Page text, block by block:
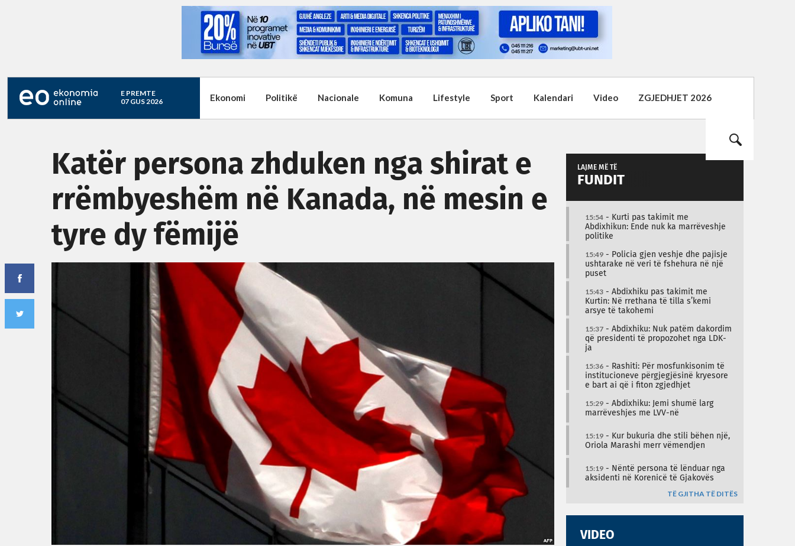
E PREMTE
07 GUS 2026
Ekonomi Politikë Nacionale Komuna Lifestyle Sport Kalendari Video ZGJEDHJET 2026
Katër persona zhduken nga shirat e
rrëmbyeshëm në Kanada, në mesin e
tyre dy fëmijë
LAJME MË TË
FUNDIT
15:54 - Kurti pas takimit me
Abdixhikun: Ende nuk ka marrëveshje
politike
15:49 - Policia gjen veshje dhe pajisje
ushtarake në veri të fshehura në një
puset
15:43 - Abdixhiku pas takimit me
Kurtin: Në rrethana të tilla s’kemi
arsye të takohemi
15:37 - Abdixhiku: Nuk patëm dakordim
që presidenti të propozohet nga LDK-
ja
15:36 - Rashiti: Për mosfunkisonim të
institucioneve përgjegjësinë kryesore
e bart ai që i fiton zgjedhjet
15:29 - Abdixhiku: Jemi shumë larg
marrëveshjes me LVV-në
15:19 - Kur bukuria dhe stili bëhen një,
Oriola Marashi merr vëmendjen
15:19 - Nëntë persona të lënduar nga
aksidenti në Korenicë të Gjakovës
TË GJITHA TË DITËS
VIDEO